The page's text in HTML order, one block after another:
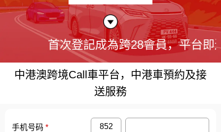
首次登記成為跨28會員，平台即
中港澳跨境Call車平台，中港車預約及接
送服務
手机号码 *